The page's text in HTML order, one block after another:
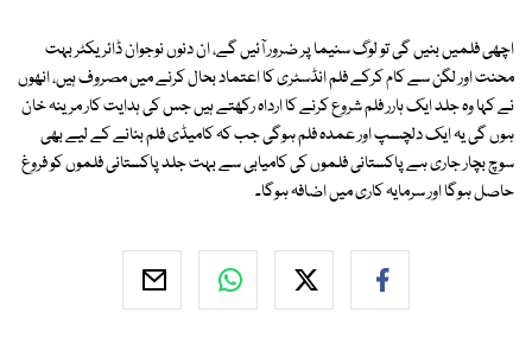
اچھی فلمیں بنیں گی تو لوگ سنیما پر ضرور آئیں گے، ان دنوں نوجوان ڈائریکٹر بہت
محنت اور لگن سے کام کرکے فلم انڈسٹری کا اعتماد بحال کرنے میں مصروف ہیں، انھوں
نے کہا وہ جلد ایک ہارر فلم شروع کرنے کا ارداہ رکھتے ہیں جس کی ہدایت کار مرینہ خان
ہوں گی یہ ایک دلچسپ اور عمدہ فلم ہوگی جب کہ کامیڈی فلم بنانے کے لیے بھی
سوچ بچار جاری ہے پاکستانی فلموں کی کامیابی سے بہت جلد پاکستانی فلموں کو فروغ
حاصل ہوگا اور سرمایہ کاری میں اضافہ ہوگا۔